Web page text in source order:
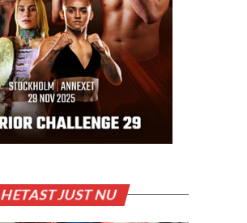
HETAST JUST NU